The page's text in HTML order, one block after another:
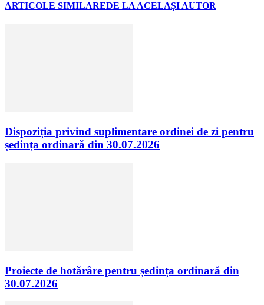
ARTICOLE SIMILAREDE LA ACELAȘI AUTOR
Dispoziția privind suplimentare ordinei de zi pentru
ședința ordinară din 30.07.2026
Proiecte de hotărâre pentru ședința ordinară din
30.07.2026